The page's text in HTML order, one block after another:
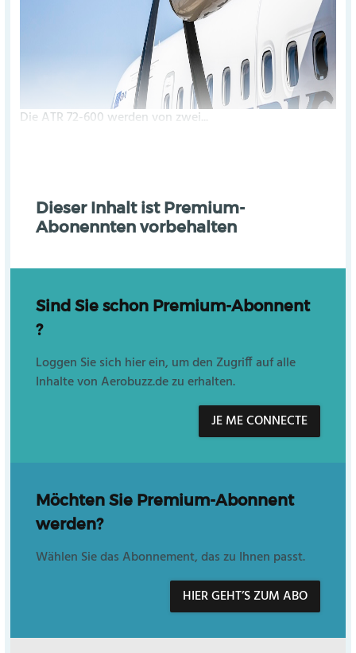
Die ATR 72-600 werden von zwei...
Dieser Inhalt ist Premium-
Abonennten vorbehalten
Sind Sie schon Premium-Abonnent
?
Loggen Sie sich hier ein, um den Zugriff auf alle
Inhalte von Aerobuzz.de zu erhalten.
JE ME CONNECTE
Möchten Sie Premium-Abonnent
werden?
Wählen Sie das Abonnement, das zu Ihnen passt.
HIER GEHT’S ZUM ABO